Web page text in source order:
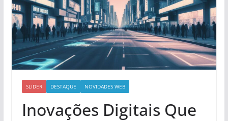
SLIDER DESTAQUE NOVIDADES WEB
Inovações Digitais Que